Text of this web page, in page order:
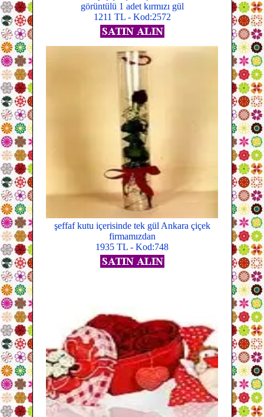
görüntülü 1 adet kırmızı gül
1211 TL - Kod:2572
şeffaf kutu içerisinde tek gül Ankara çiçek
firmamızdan
1935 TL - Kod:748